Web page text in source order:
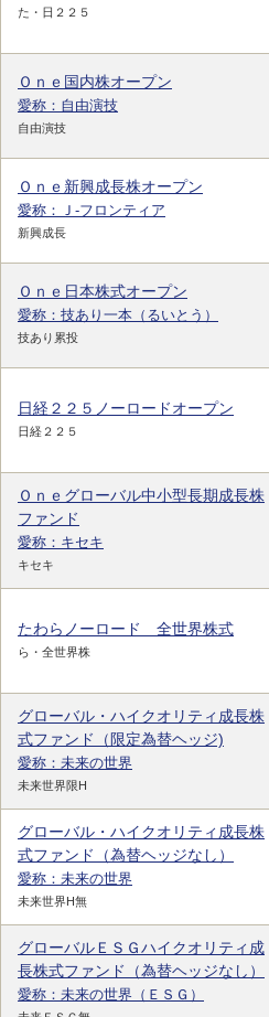
た・日２２５
Ｏｎｅ国内株オープン
愛称：自由演技
自由演技
Ｏｎｅ新興成長株オープン
愛称：Ｊ-フロンティア
新興成長
Ｏｎｅ日本株式オープン
愛称：技あり一本（るいとう）
技あり累投
日経２２５ノーロードオープン
日経２２５
Ｏｎｅグローバル中小型長期成長株
ファンド
愛称：キセキ
キセキ
たわらノーロード 全世界株式
ら・全世界株
グローバル・ハイクオリティ成長株
式ファンド（限定為替ヘッジ)
愛称：未来の世界
未来世界限H
グローバル・ハイクオリティ成長株
式ファンド（為替ヘッジなし）
愛称：未来の世界
未来世界H無
グローバルＥＳＧハイクオリティ成
長株式ファンド（為替ヘッジなし）
愛称：未来の世界（ＥＳＧ）